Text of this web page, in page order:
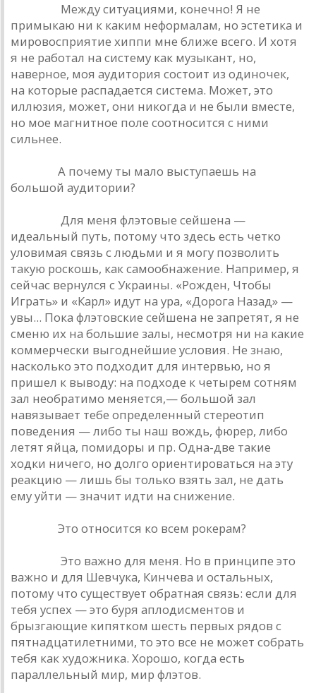
Между ситуациями, конечно! Я не
примыкаю ни к каким неформалам, но эстетика и
мировосприятие хиппи мне ближе всего. И хотя
я не работал на систему как музыкант, но,
наверное, моя аудитория состоит из одиночек,
на которые распадается система. Может, это
иллюзия, может, они никогда и не были вместе,
но мое магнитное поле соотносится с ними
сильнее.
А почему ты мало выступаешь на
большой аудитории?
Для меня флэтовые сейшена —
идеальный путь, потому что здесь есть четко
уловимая связь с людьми и я могу позволить
такую роскошь, как самообнажение. Например, я
сейчас вернулся с Украины. «Рожден, Чтобы
Играть» и «Карл» идут на ура, «Дорога Назад» —
увы... Пока флэтовские сейшена не запретят, я не
сменю их на большие залы, несмотря ни на какие
коммерчески выгоднейшие условия. Не знаю,
насколько это подходит для интервью, но я
пришел к выводу: на подходе к четырем сотням
зал необратимо меняется,— большой зал
навязывает тебе определенный стереотип
поведения — либо ты наш вождь, фюрер, либо
летят яйца, помидоры и пр. Одна-две такие
ходки ничего, но долго ориентироваться на эту
реакцию — лишь бы только взять зал, не дать
ему уйти — значит идти на снижение.
Это относится ко всем рокерам?
Это важно для меня. Но в принципе это
важно и для Шевчука, Кинчева и остальных,
потому что существует обратная связь: если для
тебя успех — это буря аплодисментов и
брызгающие кипятком шесть первых рядов с
пятнадцатилетними, то это все не может собрать
тебя как художника. Хорошо, когда есть
параллельный мир, мир флэтов.